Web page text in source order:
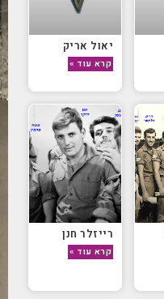
יאול אריק
קרא עוד »
רייזלר חנן
קרא עוד »